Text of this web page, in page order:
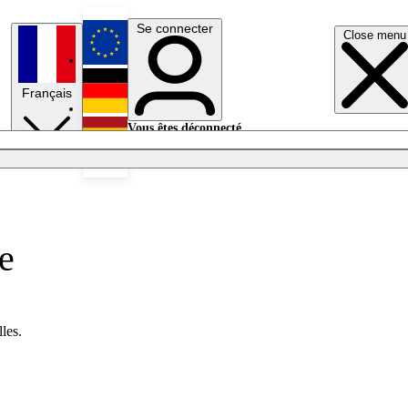
Close menu
Français
English
Deutsch
Se connecter
Vous êtes déconnecté.